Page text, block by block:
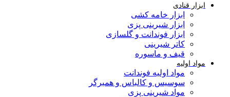
ابزار قنادی
ابزار خامه کشی
ابزار شیرینی پزی
ابزار فوندانت و گلسازی
کاتر شیرینی
قیف و ماسوره
مواد اولیه
مواد اولیه فوندانت
سوسیس و کالباس و همبرگر
مواد شیرینی پزی